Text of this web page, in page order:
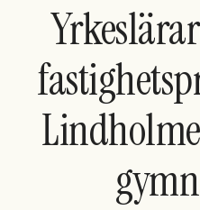
Ny här? Skapa konto